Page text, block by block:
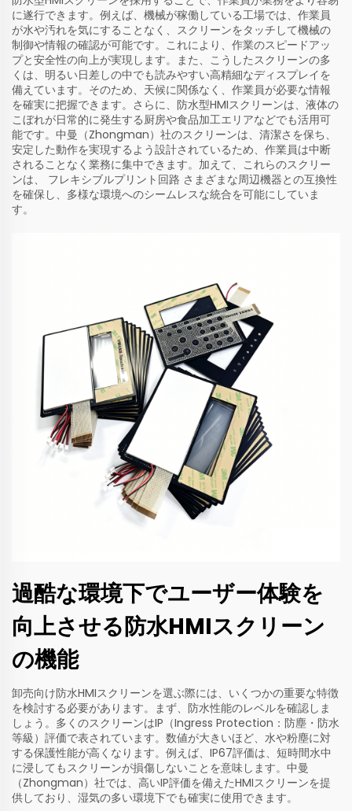
に遂行できます。例えば、機械が稼働している工場では、作業員
が水や汚れを気にすることなく、スクリーンをタッチして機械の
制御や情報の確認が可能です。これにより、作業のスピードアッ
プと安全性の向上が実現します。また、こうしたスクリーンの多
くは、明るい日差しの中でも読みやすい高精細なディスプレイを
備えています。そのため、天候に関係なく、作業員が必要な情報
を確実に把握できます。さらに、防水型HMIスクリーンは、液体の
こぼれが日常的に発生する厨房や食品加工エリアなどでも活用可
能です。中曼（Zhongman）社のスクリーンは、清潔さを保ち、
安定した動作を実現するよう設計されているため、作業員は中断
されることなく業務に集中できます。加えて、これらのスクリー
ンは、 フレキシブルプリント回路 さまざまな周辺機器との互換性
を確保し、多様な環境へのシームレスな統合を可能にしていま
す。
過酷な環境下でユーザー体験を
向上させる防水HMIスクリーン
の機能
卸売向け防水HMIスクリーンを選ぶ際には、いくつかの重要な特徴
を検討する必要があります。まず、防水性能のレベルを確認しま
しょう。多くのスクリーンはIP（Ingress Protection：防塵・防水
等級）評価で表されています。数値が大きいほど、水や粉塵に対
する保護性能が高くなります。例えば、IP67評価は、短時間水中
に浸してもスクリーンが損傷しないことを意味します。中曼
（Zhongman）社では、高いIP評価を備えたHMIスクリーンを提
供しており、湿気の多い環境下でも確実に使用できます。